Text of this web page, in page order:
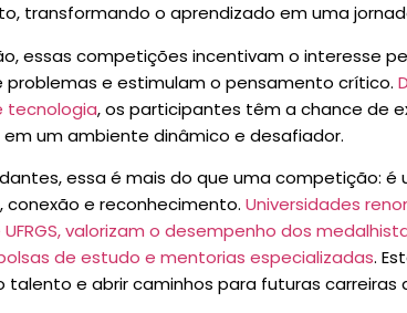
transformando o aprendizado em uma
essas competições incentivam o interesse
problemas e estimulam o pensamento crítico.
tecnologia, os participantes têm a chance de
um ambiente dinâmico e desafiador.
essa é mais do que uma competição: é
conexão e reconhecimento. Universidades
e UFRGS, valorizam o desempenho dos
de estudo e mentorias especializadas.
talento e abrir caminhos para futuras carreiras